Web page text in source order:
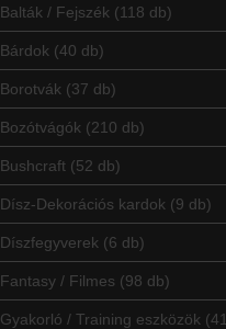
Balták / Fejszék (118 db)
Bárdok (40 db)
Borotvák (37 db)
Bozótvágók (210 db)
Bushcraft (52 db)
Dísz-Dekorációs kardok (9 db)
Díszfegyverek (6 db)
Fantasy / Filmes (98 db)
Gyakorló / Training eszközök (41